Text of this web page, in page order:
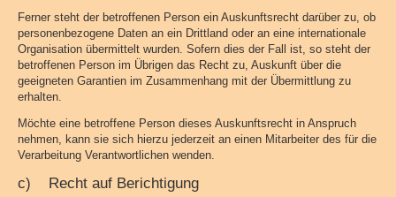
Ferner steht der betroffenen Person ein Auskunftsrecht darüber zu, ob
personenbezogene Daten an ein Drittland oder an eine internationale
Organisation übermittelt wurden. Sofern dies der Fall ist, so steht der
betroffenen Person im Übrigen das Recht zu, Auskunft über die
geeigneten Garantien im Zusammenhang mit der Übermittlung zu
erhalten.
Möchte eine betroffene Person dieses Auskunftsrecht in Anspruch
nehmen, kann sie sich hierzu jederzeit an einen Mitarbeiter des für die
Verarbeitung Verantwortlichen wenden.
c) Recht auf Berichtigung